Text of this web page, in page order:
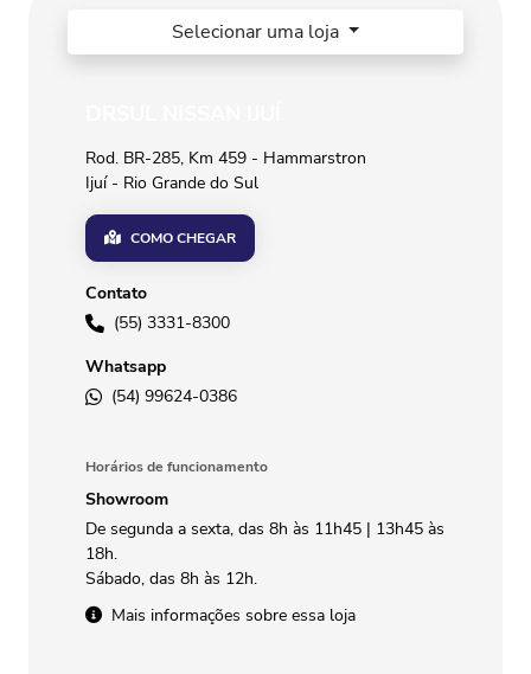
Selecionar uma loja
Rod. BR-285, Km 459 - Hammarstron
Ijuí - Rio Grande do Sul
COMO CHEGAR
Contato
(55) 3331-8300
Whatsapp
(54) 99624-0386
Horários de funcionamento
Showroom
De segunda a sexta, das 8h às 11h45 | 13h45 às
18h.
Sábado, das 8h às 12h.
Mais informações sobre essa loja